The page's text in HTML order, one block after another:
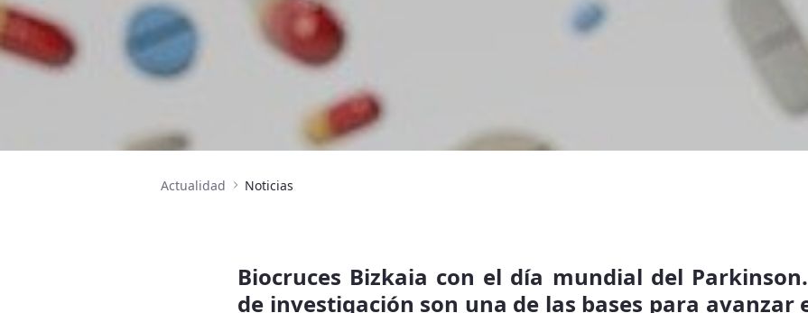
Actualidad Noticias
Biocruces Bizkaia con el día mundial del
de investigación son una de las bases para avanzar